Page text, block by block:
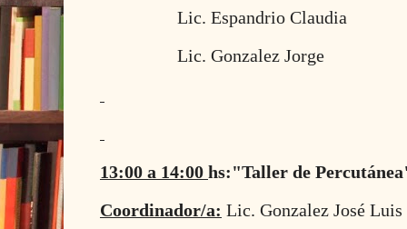
Lic. Espandrio Claudia
Lic. Gonzalez Jorge
13:00 a 14:00 hs:"Taller de
Coordinador/a: Lic. Gonzalez José Luis